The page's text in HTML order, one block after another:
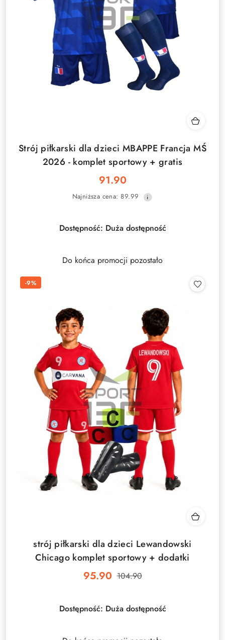
Strój piłkarski dla dzieci MBAPPE Francja MŚ
2026 - komplet sportowy + gratis
Cena
promocyjna:
91.90
Najniższa
dni
Najniższa cena: 89.99
Dostępność: Duża dostępność
Do końca promocji pozostało
strój piłkarski dla dzieci Lewandowski
Chicago komplet sportowy + dodatki
Cena
95.90 Cena
promocją:
104.90
-9%
Dostępność: Duża dostępność